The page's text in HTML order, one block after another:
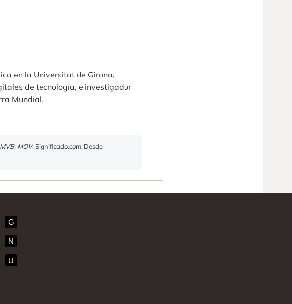
en la Universitat de Girona,
de tecnología, e investigador
Mundial.
MOV. Significado.com. Desde
G
N
U